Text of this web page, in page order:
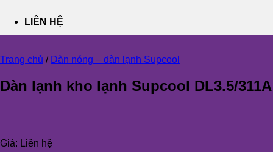
LIÊN HỆ
Trang chủ / Dàn nóng – dàn lạnh Supcool
Dàn lạnh kho lạnh Supcool DL3.5/311A
Giá: Liên hệ